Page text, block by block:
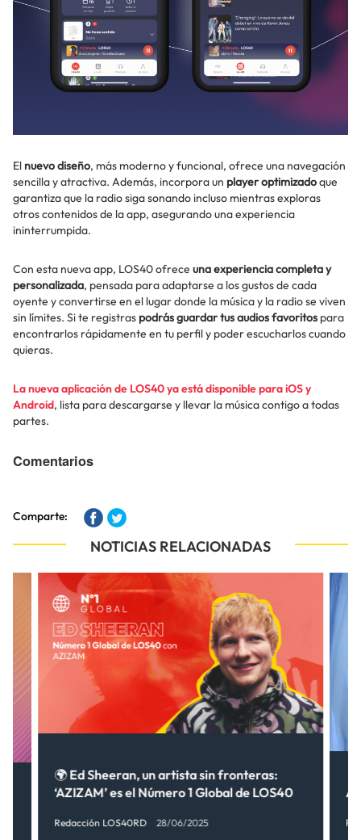
El nuevo diseño, más moderno y funcional, ofrece una navegación
sencilla y atractiva. Además, incorpora un player optimizadoque
garantiza que la radio siga sonando incluso mientras exploras
otros contenidos de la app, asegurando una experiencia
ininterrumpida.
Con esta nueva app, LOS40 ofrece una experiencia completa y
personalizada, pensada para adaptarse a los gustos de cada
oyente y convertirse en el lugar donde la música y la radio se viven
sin límites. Si te registras podrás guardar tus audios favoritos para
encontrarlos rápidamente en tu perfil y poder escucharlos cuando
quieras.
Lanueva aplicación de LOS40ya está disponible paraiOS y
Android, lista para descargarse y llevar la música contigo a todas
partes.
Comentarios
Comparte:
NOTICIAS RELACIONADAS
🌍 Ed Sheeran, un artista sin fronteras:
‘AZIZAM’ es el Número 1 Global de LOS40
Redacción LOS40RD 28/06/2025